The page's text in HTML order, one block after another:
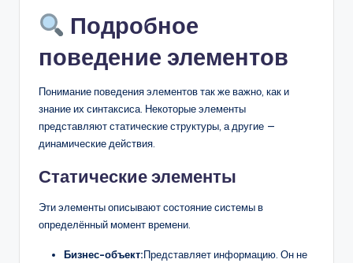
Подробное
поведение элементов
Понимание поведения элементов так же важно, как и
знание их синтаксиса. Некоторые элементы
представляют статические структуры, а другие —
динамические действия.
Статические элементы
Эти элементы описывают состояние системы в
определённый момент времени.
Бизнес-объект:Представляет информацию. Он не